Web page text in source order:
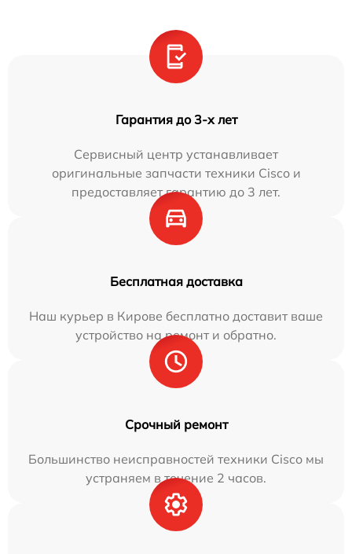
Гарантия до 3-х лет
Сервисный центр устанавливает
оригинальные запчасти техники Cisco и
предоставляет гарантию до 3 лет.
Бесплатная доставка
Наш курьер в Кирове бесплатно доставит ваше
устройство на ремонт и обратно.
Срочный ремонт
Большинство неисправностей техники Cisco мы
устраняем в течение 2 часов.